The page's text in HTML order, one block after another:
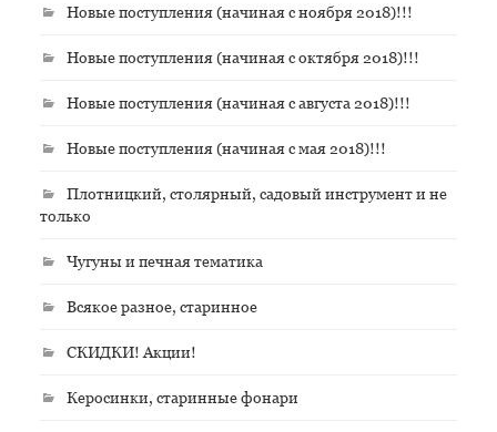
Новые поступления (начиная с ноября 2018)!!!
Новые поступления (начиная с октября 2018)!!!
Новые поступления (начиная с августа 2018)!!!
Новые поступления (начиная с мая 2018)!!!
Плотницкий, столярный, садовый инструмент и не
только
Чугуны и печная тематика
Всякое разное, старинное
СКИДКИ! Акции!
Керосинки, старинные фонари